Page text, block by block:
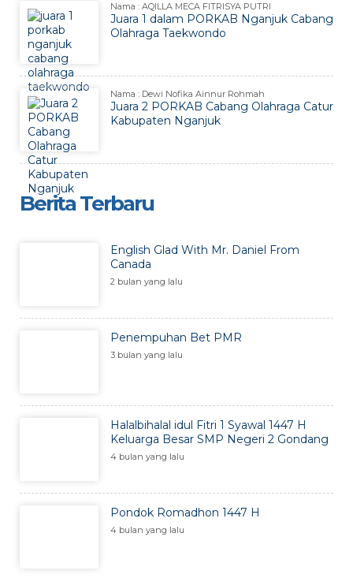
Nama : AQILLA MECA FITRISYA PUTRI
Juara 1 dalam PORKAB Nganjuk Cabang
Olahraga Taekwondo
Nama : Dewi Nofika Ainnur Rohmah
Juara 2 PORKAB Cabang Olahraga Catur
Kabupaten Nganjuk
Berita Terbaru
English Glad With Mr. Daniel From
Canada
2 bulan yang lalu
Penempuhan Bet PMR
3 bulan yang lalu
Halalbihalal idul Fitri 1 Syawal 1447 H
Keluarga Besar SMP Negeri 2 Gondang
4 bulan yang lalu
Pondok Romadhon 1447 H
4 bulan yang lalu